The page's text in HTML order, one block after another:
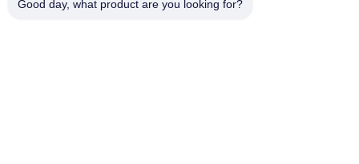
Good day, what product are you looking for?